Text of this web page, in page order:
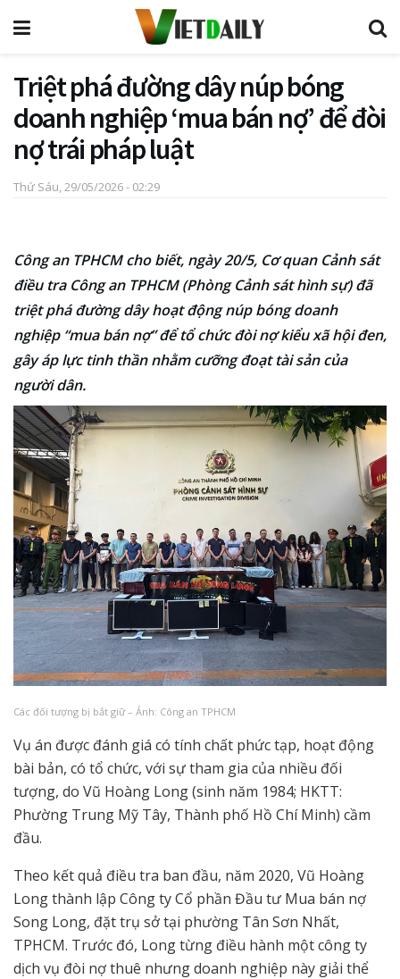
Triệt phá đường dây núp bóng
doanh nghiệp ‘mua bán nợ’ để đòi
nợ trái pháp luật
Thứ Sáu, 29/05/2026 - 02:29
Công an TPHCM cho biết, ngày 20/5, Cơ quan Cảnh sát
điều tra Công an TPHCM (Phòng Cảnh sát hình sự) đã
triệt phá đường dây hoạt động núp bóng doanh
nghiệp “mua bán nợ” để tổ chức đòi nợ kiểu xã hội đen,
gây áp lực tinh thần nhằm cưỡng đoạt tài sản của
người dân.
Các đối tượng bị bắt giữ – Ảnh: Công an TPHCM
Vụ án được đánh giá có tính chất phức tạp, hoạt động
bài bản, có tổ chức, với sự tham gia của nhiều đối
tượng, do Vũ Hoàng Long (sinh năm 1984; HKTT:
Phường Trung Mỹ Tây, Thành phố Hồ Chí Minh) cầm
đầu.
Theo kết quả điều tra ban đầu, năm 2020, Vũ Hoàng
Long thành lập Công ty Cổ phần Đầu tư Mua bán nợ
Song Long, đặt trụ sở tại phường Tân Sơn Nhất,
TPHCM. Trước đó, Long từng điều hành một công ty
dịch vụ đòi nợ thuê nhưng doanh nghiệp này giải thể